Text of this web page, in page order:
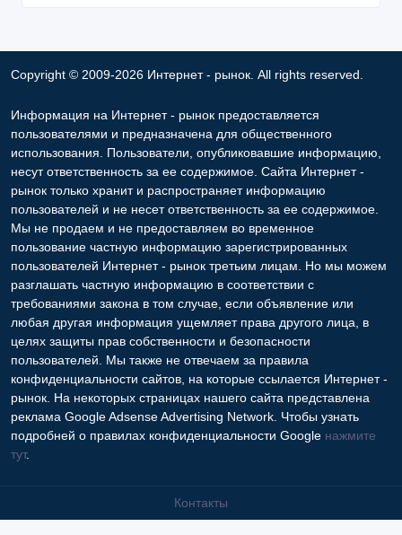
Copyright © 2009-2026 Интернет - рынок. All rights reserved.
Информация на Интернет - рынок предоставляется
пользователями и предназначена для общественного
использования. Пользователи, опубликовавшие информацию,
несут ответственность за ее содержимое. Сайта Интернет -
рынок только хранит и распространяет информацию
пользователей и не несет ответственность за ее содержимое.
Мы не продаем и не предоставляем во временное
пользование частную информацию зарегистрированных
пользователей Интернет - рынок третьим лицам. Но мы можем
разглашать частную информацию в соответствии с
требованиями закона в том случае, если объявление или
любая другая информация ущемляет права другого лица, в
целях защиты прав собственности и безопасности
пользователей. Мы также не отвечаем за правила
конфиденциальности сайтов, на которые ссылается Интернет -
рынок. На некоторых страницах нашего сайта представлена
реклама Google Adsense Advertising Network. Чтобы узнать
подробней о правилах конфиденциальности Google нажмите
тут.
Контакты